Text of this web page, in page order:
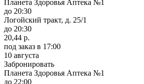
Планета Здоровья Аптека №1
до 20:30
Логойский тракт, д. 25/1
до 20:30
20,44 р.
под заказ в 17:00
10 августа
Забронировать
Планета Здоровья Аптека №1
до 22:00